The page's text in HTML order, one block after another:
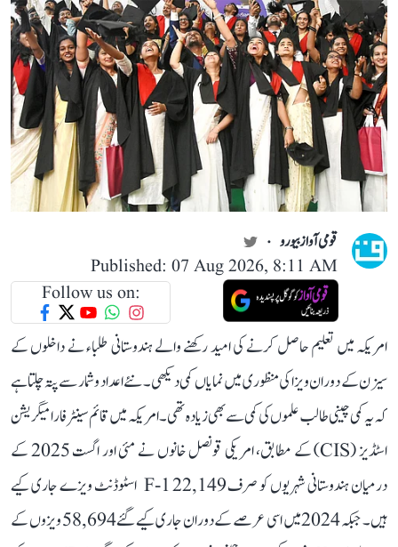
قومی آواز بیورو
Published: 07 Aug 2026, 8:11 AM
Follow us on:
امریکہ میں تعلیم حاصل کرنے کی امید رکھنے والے ہندوستانی طلباء نے داخلوں کے
سیزن کے دوران ویزا کی منظوری میں نمایاں کمی دیکھی۔ نئے اعداد و شمار سے پتہ چلتا ہے
کہ یہ کمی چینی طالب علموں کی کمی سے بھی زیادہ تھی۔ امریکہ میں قائم سینٹر فار امیگریشن
اسٹڈیز (CIS) کے مطابق، امریکی قونصل خانوں نے مئی اور اگست 2025 کے
درمیان ہندوستانی شہریوں کو صرف 22,149 F-1 اسٹوڈنٹ ویزے جاری کیے
ہیں۔ جبکہ 2024 میں اسی عرصے کے دوران جاری کیے گئے 58,694 ویزوں کے